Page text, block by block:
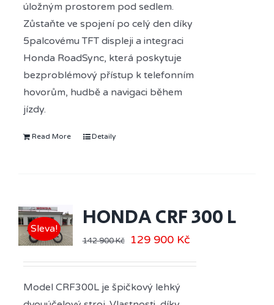
úložným prostorem pod sedlem.
Zůstaňte ve spojení po celý den díky
5palcovému TFT displeji a integraci
Honda RoadSync, která poskytuje
bezproblémový přístup k telefonním
hovorům, hudbě a navigaci během
jízdy.
Read More Detaily
Sleva! HONDA CRF 300 L
142 900Kč 129 900 Kč
Model CRF300L je špičkový lehký